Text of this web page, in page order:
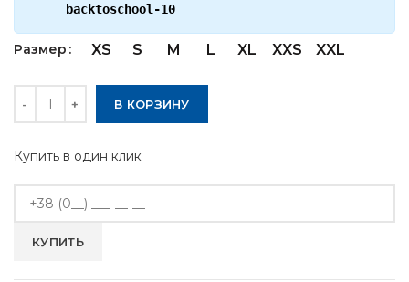
backtoschool-10
Размер XS S M L XL XXS XXL
В КОРЗИНУ
Купить в один клик